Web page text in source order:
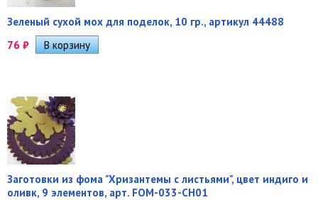
Зеленый сухой мох для поделок, 10 гр., артикул 44488
76 ₽
Заготовки из фома "Хризантемы с листьями", цвет индиго и
оливк, 9 элементов, арт. FOM-033-CH01